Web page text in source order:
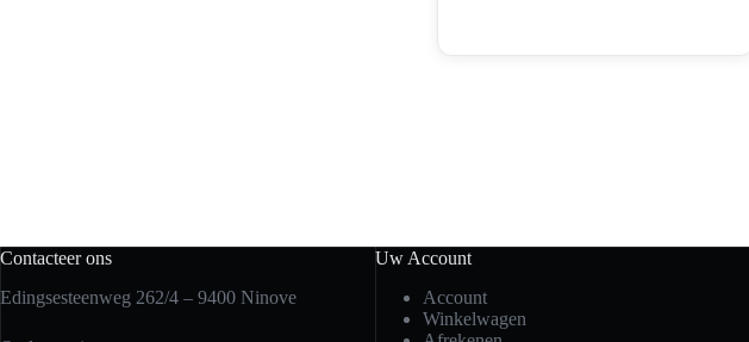
Contacteer ons
Edingsesteenweg 262/4 – 9400 Ninove
Uw Account
Account
Winkelwagen